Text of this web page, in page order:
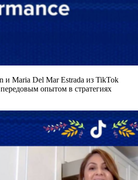
и Maria Del Mar Estrada из TikTok
опытом в стратегиях